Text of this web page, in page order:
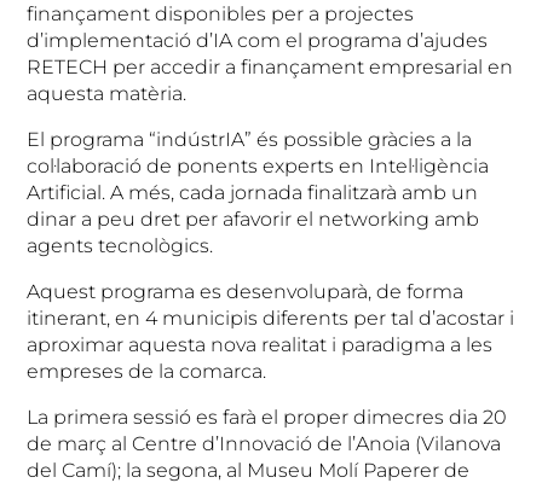
finançament disponibles per a projectes
d’implementació d’IA com el programa d’ajudes
RETECH per accedir a finançament empresarial en
aquesta matèria.
El programa “indústrIA” és possible gràcies a la
col·laboració de ponents experts en Intel·ligència
Artificial. A més, cada jornada finalitzarà amb un
dinar a peu dret per afavorir el networking amb
agents tecnològics.
Aquest programa es desenvoluparà, de forma
itinerant, en 4 municipis diferents per tal d’acostar i
aproximar aquesta nova realitat i paradigma a les
empreses de la comarca.
La primera sessió es farà el proper dimecres dia 20
de març al Centre d’Innovació de l’Anoia (Vilanova
del Camí); la segona, al Museu Molí Paperer de